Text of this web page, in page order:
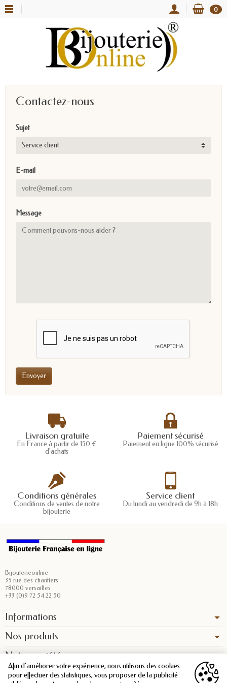
0
Contactez-nous
Sujet
E-mail
Message
Livraison gratuite
En France à partir de 150 €
d'achats
Paiement sécurisé
Paiement en ligne 100% sécurisé
Conditions générales
Conditions de ventes de notre
bijouterie
Service client
Du lundi au vendredi de 9h à 18h
Bijouterieonline
35 rue des chantiers
78000 versailles
+33 (0)9 72 54 22 50
Informations
Nos produits
Notre société
Afin d'améliorer votre expérience, nous utilisons des cookies
pour effectuer des statistiques, vous proposer de la publicité